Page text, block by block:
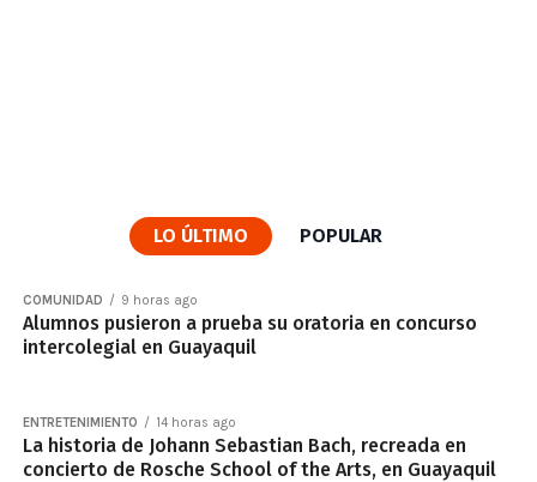
LO ÚLTIMO POPULAR
COMUNIDAD 9 horas ago
Alumnos pusieron a prueba su oratoria en concurso
intercolegial en Guayaquil
ENTRETENIMIENTO 14 horas ago
La historia de Johann Sebastian Bach, recreada en
concierto de Rosche School of the Arts, en Guayaquil